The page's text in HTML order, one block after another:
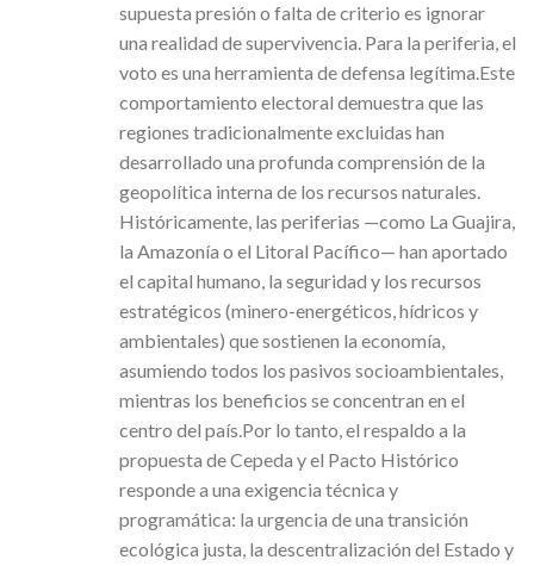
supuesta presión o falta de criterio es ignorar
una realidad de supervivencia. Para la periferia, el
voto es una herramienta de defensa legítima.Este
comportamiento electoral demuestra que las
regiones tradicionalmente excluidas han
desarrollado una profunda comprensión de la
geopolítica interna de los recursos naturales.
Históricamente, las periferias —como La Guajira,
la Amazonía o el Litoral Pacífico— han aportado
el capital humano, la seguridad y los recursos
estratégicos (minero-energéticos, hídricos y
ambientales) que sostienen la economía,
asumiendo todos los pasivos socioambientales,
mientras los beneficios se concentran en el
centro del país.Por lo tanto, el respaldo a la
propuesta de Cepeda y el Pacto Histórico
responde a una exigencia técnica y
programática: la urgencia de una transición
ecológica justa, la descentralización del Estado y